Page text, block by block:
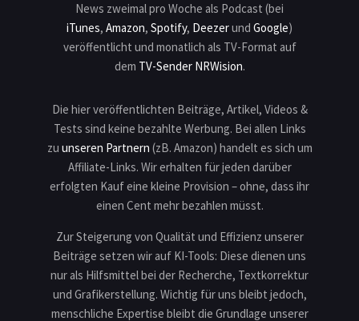
News zweimal pro Woche als Podcast (bei
iTunes, Amazon, Spotify, Deezerund Google)
veröffentlicht und monatlich als TV-Format auf
dem TV-Sender NRWision.
Die hier veröffentlichten Beiträge, Artikel, Videos &
Tests sind keine bezahlte Werbung. Bei allen Links
zu unseren Partnern (zB. Amazon) handelt es sich um
Affiliate-Links. Wir erhalten für jeden darüber
erfolgten Kauf eine kleine Provision – ohne, dass ihr
einen Cent mehr bezahlen müsst.
Zur Steigerung von Qualität und Effizienz unserer
Beiträge setzen wir auf KI-Tools: Diese dienen uns
nur als Hilfsmittel bei der Recherche, Textkorrektur
und Grafikerstellung. Wichtig für uns bleibt jedoch,
menschliche Expertise bleibt die Grundlage unserer